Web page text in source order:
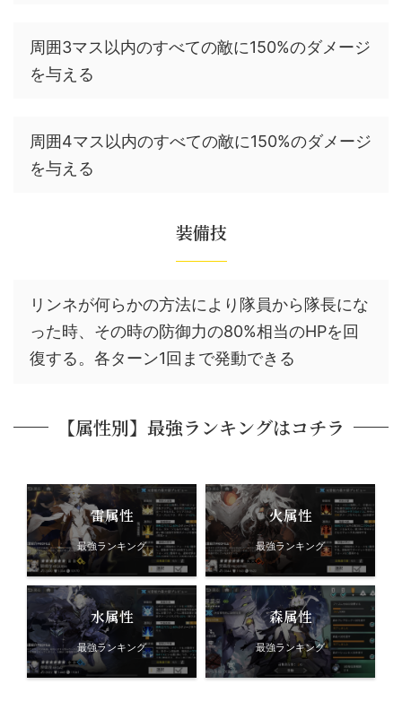
周囲3マス以内のすべての敵に150%のダメージ
を与える
周囲4マス以内のすべての敵に150%のダメージ
を与える
装備技
リンネが何らかの方法により隊員から隊長にな
った時、その時の防御力の80%相当のHPを回
復する。各ターン1回まで発動できる
【属性別】最強ランキングはコチラ
雷属性
最強ランキング
火属性
最強ランキング
水属性
最強ランキング
森属性
最強ランキング